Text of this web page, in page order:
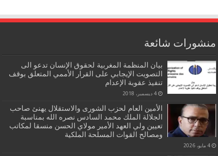
منشورات شائعة
بيان المنظمة المغربية لحقوق الإنسان تدعو الى
التصويت الإيجابي على القرار الأممي المتعلق بوقف
تنفيذ عقوبة الإعدام
4 ديسمبر، 2018
الأمين العام لحزب الشورى والاستقلال يهنئ صاحب
الجلالة الملك محمد السادس نصره الله بمناسبة
تعيين ولي العهد الأمير مولاي الحسن منسقا لمكاتب
ومصالح القوات المسلحة الملكية
4 مايو، 2026